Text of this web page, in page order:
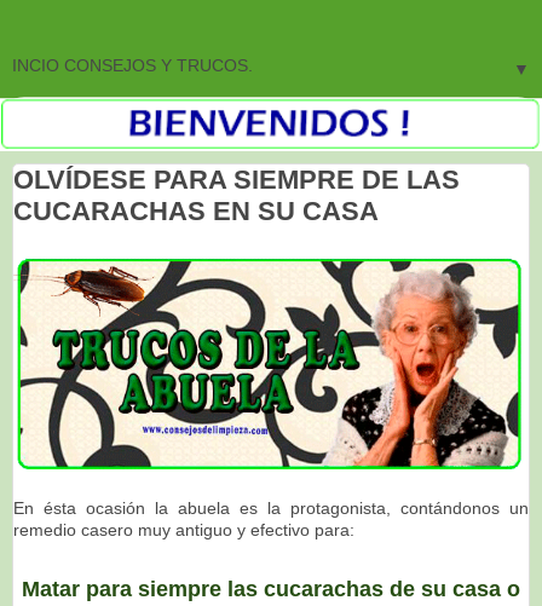
▼
OLVÍDESE PARA SIEMPRE DE LAS
CUCARACHAS EN SU CASA
En ésta ocasión la abuela es la protagonista, contándonos un
remedio casero muy antiguo y efectivo para:
Matar para siempre las cucarachas de su casa o